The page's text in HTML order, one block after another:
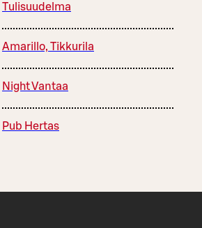
Tulisuudelma
Amarillo, Tikkurila
Night Vantaa
Pub Hertas